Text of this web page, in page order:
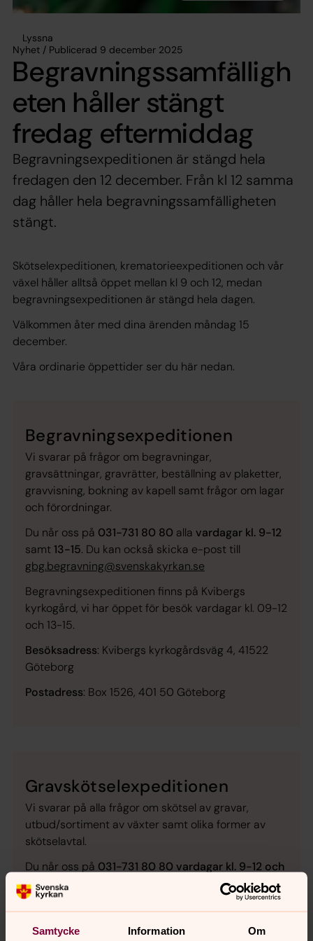
Samtycke Information Om
Lyssna
Nyhet / Publicerad 9 december 2025
Begravningssamfälligh
eten håller stängt
fredag eftermiddag
Begravningsexpeditionen är stängd hela
fredagen den 12 december. Från kl 12 samma
dag håller hela begravningssamfälligheten
stängt.
Skötselexpeditionen, krematorieexpeditionen och vår
växel håller alltså öppet mellan kl 9 och 12, medan
begravningsexpeditionen är stängd hela dagen.
Välkommen åter med dina ärenden måndag 15
december.
Våra ordinarie öppettider ser du här nedan.
Begravningsexpeditionen
Vi svarar på frågor om begravningar,
gravsättningar, gravrätter, beställning av plaketter,
gravvisning, bokning av kapell samt frågor om lagar
och förordningar.
Du når oss på 031-731 80 80 alla vardagar kl. 9-12
samt13-15. Du kan också skicka e-post till
gbg.begravning@svenskakyrkan.se
Begravningsexpeditionen finns på Kvibergs
kyrkogård, vi har öppet för besök vardagar kl. 09-12
och 13-15.
Besöksadress: Kvibergs kyrkogårdsväg 4, 41522
Göteborg
Postadress: Box 1526, 401 50 Göteborg
Gravskötselexpeditionen
Vi svarar på alla frågor om skötsel av gravar,
utbud/sortiment av växter samt olika former av
skötselavtal.
Du når oss på 031-731 80 80 vardagar kl. 9-12 och
13-15för hjälp med frågor kring skötsel. Du kan
också skicka e-post till
gbg.gravskotsel@svenskakyrkan.se